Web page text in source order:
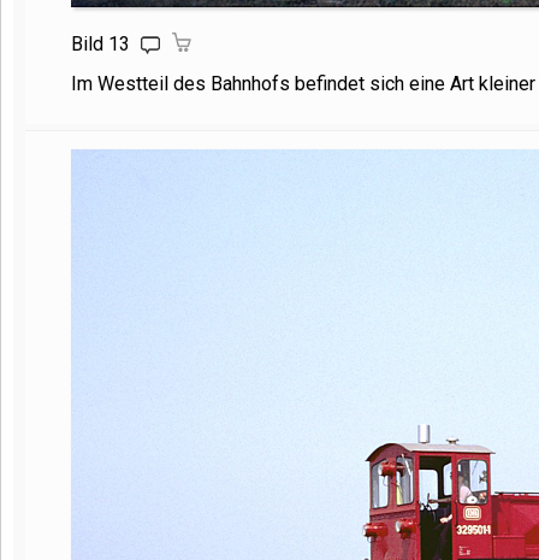
Bild 13
Im Westteil des Bahnhofs befindet sich eine Art